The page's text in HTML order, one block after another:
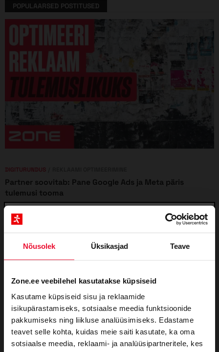
Nõusolek Üksikasjad Teave
Zone.ee veebilehel kasutatakse küpsiseid
Kasutame küpsiseid sisu ja reklaamide
isikupärastamiseks, sotsiaalse meedia funktsioonide
pakkumiseks ning liikluse analüüsimiseks. Edastame
teavet selle kohta, kuidas meie saiti kasutate, ka oma
sotsiaalse meedia, reklaami- ja analüüsipartneritele, kes
POPULAARSED POSTITUSED
DIGITURUNDUS
Partner soovitab: Pane Google Ads ja Meta päris
tulemusi tooma
Webabi OÜ 10. juuli, 2026
Google Adsi ja Meta reklaami optimeerimine ei tähenda
2026. aastal enam võimalikult paljude klõpsude
kogumist. Tulemusi toovad õigesti seadistatud...
Telli valdkonda puudutavad uudised ja
ekspertartiklid oma postkasti. Liitu uudiskirjaga ja
saa osa põnevatest allahindlustest!
E-post
Anna meile palun teada, millised teemad sind
huvitavad. Uudiskiri ei välista teisi teemasid,
kuid aja jooksul õpime sulle veelgi paremat ja